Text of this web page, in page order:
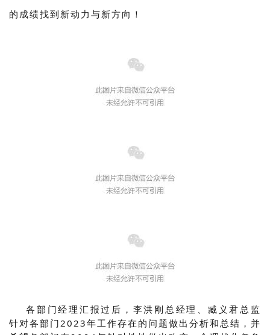
的成绩找到新动力与新方向！
各部门经理汇报过后，李洪刚总经理、臧义君总监
针对各部门2023年工作存在的问题做出分析和总结，并